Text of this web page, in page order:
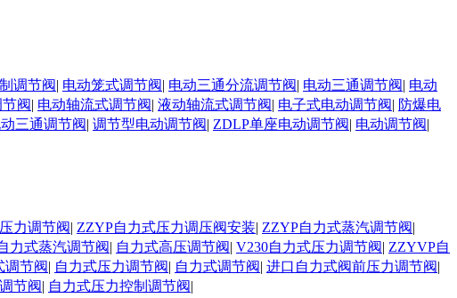
调节阀| 电动笼式调节阀| 电动三通分流调节阀| 电动三通调节阀| 电动
阀| 电动轴流式调节阀| 液动轴流式调节阀| 电子式电动调节阀| 防爆电
三通调节阀| 调节型电动调节阀| ZDLP单座电动调节阀| 电动调节阀|
力调节阀| ZZYP自力式压力调压阀安装| ZZYP自力式蒸汽调节阀|
力式蒸汽调节阀| 自力式高压调节阀| V230自力式压力调节阀| ZZYVP自
调节阀| 自力式压力调节阀| 自力式调节阀| 进口自力式阀前压力调节阀|
节阀| 自力式压力控制调节阀|